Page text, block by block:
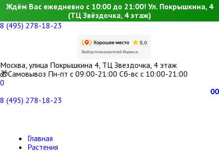
Ждём Вас ежедневно с 10:00 до 21:00! Ул. Покрышкина, 4
(ТЦ Звёздочка, 4 этаж)
8 (495) 278-18-23
Москва, улица Покрышкина 4, ТЦ Звездочка, 4 этаж
🎁Самовывоз Пн-пт с 09:00-21:00 Сб-вс с 10:00-21:00
0
00
8 (495) 278-18-23
Главная
Растения